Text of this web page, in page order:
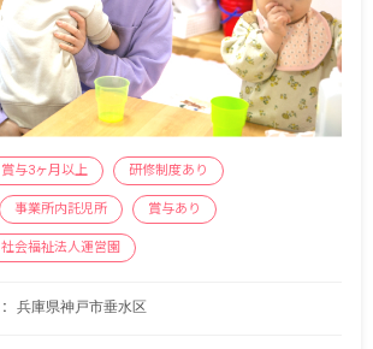
円）
定着一時金、民会費（ただし自治体の補助金制度
が適用される場合のみ）
賞与3ヶ月以上 研修制度あり
事業所内託児所 賞与あり
社会福祉法人運営園
兵庫県神戸市垂水区